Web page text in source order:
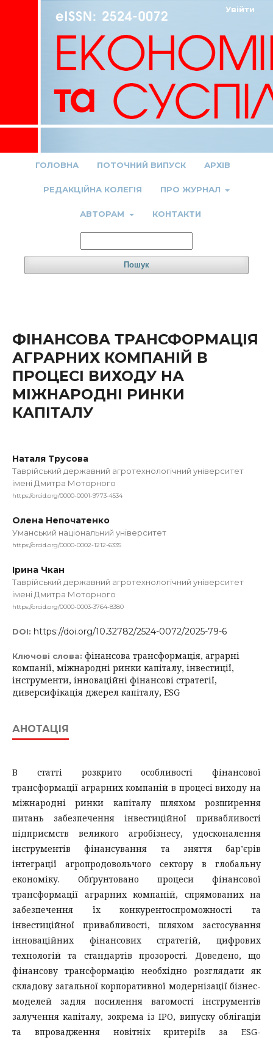
ГОЛОВНА ПОТОЧНИЙ ВИПУСК АРХІВ
РЕДАКЦІЙНА КОЛЕГІЯ ПРО ЖУРНАЛ
АВТОРАМ КОНТАКТИ
Пошук
Увійти
ФІНАНСОВА ТРАНСФОРМАЦІЯ
АГРАРНИХ КОМПАНІЙ В
ПРОЦЕСІ ВИХОДУ НА
МІЖНАРОДНІ РИНКИ
КАПІТАЛУ
Наталя Трусова
Таврійський державний агротехнологічний університет
імені Дмитра Моторного
https://orcid.org/0000-0001-9773-4534
Олена Непочатенко
Уманський національний університет
https://orcid.org/0000-0002-1212-6335
Ірина Чкан
Таврійський державний агротехнологічний університет
імені Дмитра Моторного
https://orcid.org/0000-0003-3764-8380
DOI: https://doi.org/10.32782/2524-0072/2025-79-6
Ключові слова: фінансова трансформація, аграрні
компанії, міжнародні ринки капіталу, інвестиції,
інструменти, інноваційні фінансові стратегії,
диверсифікація джерел капіталу, ESG
АНОТАЦІЯ
В статті розкрито особливості фінансової
трансформації аграрних компаній в процесі виходу на
міжнародні ринки капіталу шляхом розширення
питань забезпечення інвестиційної привабливості
підприємств великого агробізнесу, удосконалення
інструментів фінансування та зняття бар’єрів
інтеграції агропродовольчого сектору в глобальну
економіку. Обґрунтовано процеси фінансової
трансформації аграрних компаній, спрямованих на
забезпечення їх конкурентоспроможності та
інвестиційної привабливості, шляхом застосування
інноваційних фінансових стратегій, цифрових
технологій та стандартів прозорості. Доведено, що
фінансову трансформацію необхідно розглядати як
складову загальної корпоративної модернізації бізнес-
моделей задля посилення вагомості інструментів
залучення капіталу, зокрема із IPO, випуску облігацій
та впровадження новітніх критеріїв за ESG-